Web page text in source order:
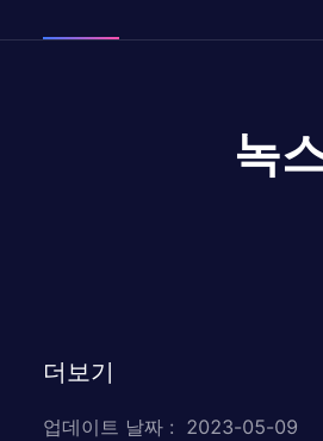
녹
더보기
업데이트 날짜 : 2023-05-09